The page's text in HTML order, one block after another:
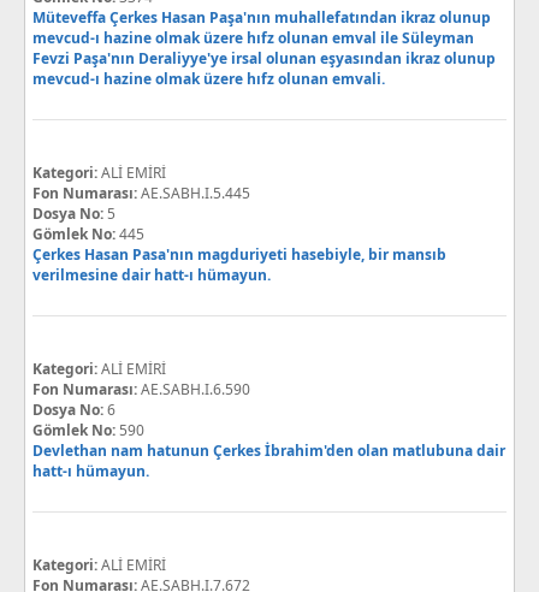
Müteveffa Çerkes Hasan Paşa'nın muhallefatından ikraz olunup
mevcud-ı hazine olmak üzere hıfz olunan emval ile Süleyman
Fevzi Paşa'nın Deraliyye'ye irsal olunan eşyasından ikraz olunup
mevcud-ı hazine olmak üzere hıfz olunan emvali.
Kategori:ALİ EMİRİ
Fon Numarası:AE.SABH.I.5.445
Dosya No: 5
Gömlek No:445
Çerkes Hasan Pasa'nın magduriyeti hasebiyle, bir mansıb
verilmesine dair hatt-ı hümayun.
Kategori:ALİ EMİRİ
Fon Numarası:AE.SABH.I.6.590
Dosya No:6
Gömlek No: 590
Devlethan nam hatunun Çerkes İbrahim'den olan matlubuna dair
hatt-ı hümayun.
Kategori:ALİ EMİRİ
Fon Numarası:AE.SABH.I.7.672